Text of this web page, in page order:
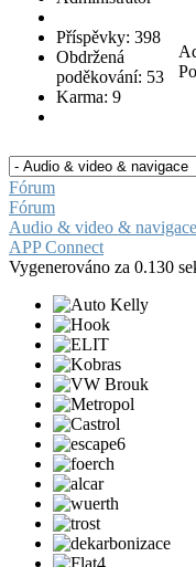
Příspěvky: 398
Obdržená
poděkování: 53
Karma: 9
Fórum
Fórum
Audio & video & navigace
APP Connect
Vygenerováno za 0.130